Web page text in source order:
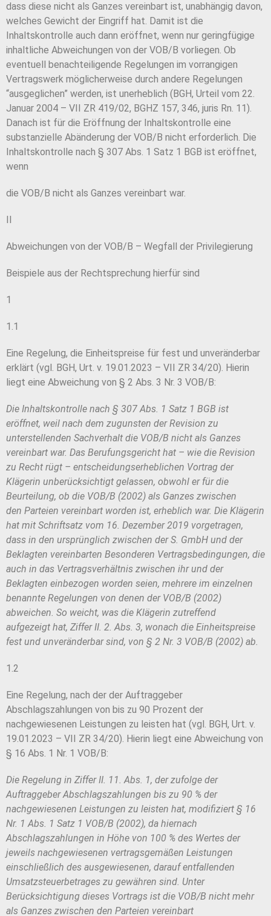
dass diese nicht als Ganzes vereinbart ist, unabhängig davon,
welches Gewicht der Eingriff hat. Damit ist die
Inhaltskontrolle auch dann eröffnet, wenn nur geringfügige
inhaltliche Abweichungen von der VOB/B vorliegen. Ob
eventuell benachteiligende Regelungen im vorrangigen
Vertragswerk möglicherweise durch andere Regelungen
“ausgeglichen” werden, ist unerheblich (BGH, Urteil vom 22.
Januar 2004 – VII ZR 419/02, BGHZ 157, 346, juris Rn. 11).
Danach ist für die Eröffnung der Inhaltskontrolle eine
substanzielle Abänderung der VOB/B nicht erforderlich. Die
Inhaltskontrolle nach § 307 Abs. 1 Satz 1 BGB ist eröffnet,
wenn
die VOB/B nicht als Ganzes vereinbart war.
Abweichungen von der VOB/B – Wegfall der Privilegierung
Beispiele aus der Rechtsprechung hierfür sind
1
1.1
Eine Regelung, die Einheitspreise für fest und unveränderbar
erklärt (vgl. BGH, Urt. v. 19.01.2023 – VII ZR 34/20). Hierin
liegt eine Abweichung von § 2 Abs. 3 Nr. 3 VOB/B:
Die Inhaltskontrolle nach § 307 Abs. 1 Satz 1 BGB ist
eröffnet, weil nach dem zugunsten der Revision zu
unterstellenden Sachverhalt die VOB/B nicht als Ganzes
vereinbart war. Das Berufungsgericht hat – wie die Revision
zu Recht rügt – entscheidungserheblichen Vortrag der
Klägerin unberücksichtigt gelassen, obwohl er für die
Beurteilung, ob die VOB/B (2002) als Ganzes zwischen
den Parteien vereinbart worden ist, erheblich war. Die Klägerin
hat mit Schriftsatz vom 16. Dezember 2019 vorgetragen,
dass in den ursprünglich zwischen der S. GmbH und der
Beklagten vereinbarten Besonderen Vertragsbedingungen, die
auch in das Vertragsverhältnis zwischen ihr und der
Beklagten einbezogen worden seien, mehrere im einzelnen
benannte Regelungen von denen der VOB/B (2002)
abweichen. So weicht, was die Klägerin zutreffend
aufgezeigt hat, Ziffer II. 2. Abs. 3, wonach die Einheitspreise
fest und unveränderbar sind, von § 2 Nr. 3 VOB/B (2002) ab.
1.2
Eine Regelung, nach der der Auftraggeber
Abschlagszahlungen von bis zu 90 Prozent der
nachgewiesenen Leistungen zu leisten hat (vgl. BGH, Urt. v.
19.01.2023 – VII ZR 34/20). Hierin liegt eine Abweichung von
§ 16 Abs. 1 Nr. 1 VOB/B:
Die Regelung in Ziffer II. 11. Abs. 1, der zufolge der
Auftraggeber Abschlagszahlungen bis zu 90 % der
nachgewiesenen Leistungen zu leisten hat, modifiziert § 16
Nr. 1Abs. 1 Satz 1 VOB/B (2002), da hiernach
Abschlagszahlungen in Höhe von 100 % des Wertes der
jeweils nachgewiesenen vertragsgemäßen Leistungen
einschließlich des ausgewiesenen, darauf entfallenden
Umsatzsteuerbetrages zu gewähren sind. Unter
Berücksichtigung dieses Vortrags ist die VOB/B nicht mehr
als Ganzes zwischen den Parteien vereinbart